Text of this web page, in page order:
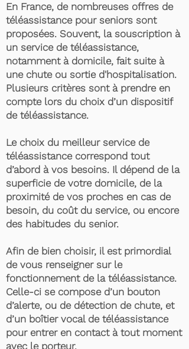
En France, de nombreuses offres de
téléassistance pour seniors sont
proposées. Souvent, la souscription à
un service de téléassistance,
notamment à domicile, fait suite à
une chute ou sortie d'hospitalisation.
Plusieurs critères sont à prendre en
compte lors du choix d’un dispositif
de téléassistance.
Le choix du meilleur service de
téléassistance correspond tout
d’abord à vos besoins. Il dépend de la
superficie de votre domicile, de la
proximité de vos proches en cas de
besoin, du coût du service, ou encore
des habitudes du senior.
Afin de bien choisir, il est primordial
de vous renseigner sur le
fonctionnement de la téléassistance.
Celle-ci se compose d’un bouton
d’alerte, ou de détection de chute, et
d’un boîtier vocal de téléassistance
pour entrer en contact à tout moment
avec le porteur.